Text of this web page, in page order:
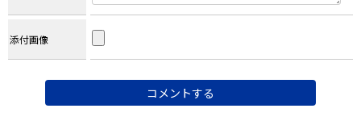
添付画像